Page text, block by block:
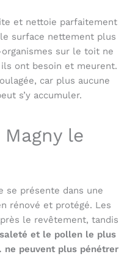
et nettoie parfaitement
surface nettement plus
sur le toit ne
ont besoin et meurent.
car plus aucune
s’y accumuler.
le
se présente dans une
rénové et protégé. Les
le revêtement, tandis
et le pollen le plus
peuvent plus pénétrer